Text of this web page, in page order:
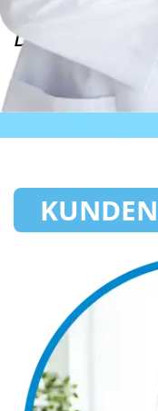
Dr. med.
Hautarzt